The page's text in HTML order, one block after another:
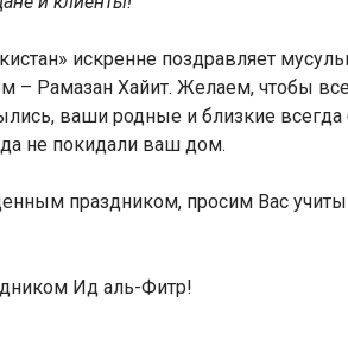
искренне поздравляет
– Рамазан Хайит. Желаем, чтобы
ваши родные и близкие
не покидали ваш дом.
праздником, просим Вас
Ид аль-Фитр!